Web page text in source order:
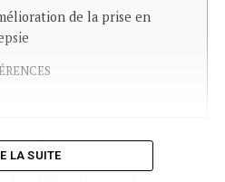
de la prise en
traitement
LA SUITE